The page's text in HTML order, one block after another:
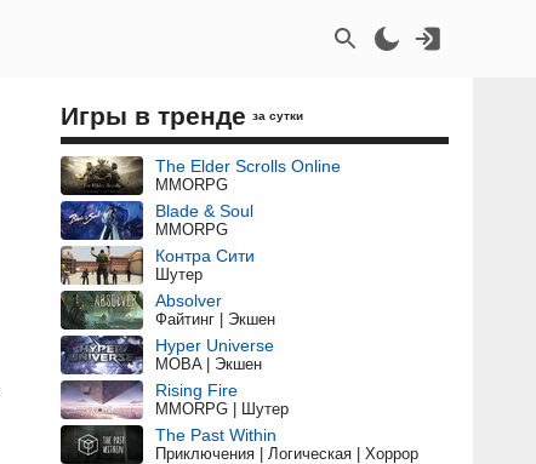
Игры в тренде за сутки
The Elder Scrolls Online
MMORPG
Blade & Soul
MMORPG
Контра Сити
Шутер
Absolver
Файтинг | Экшен
Hyper Universe
MOBA | Экшен
Rising Fire
MMORPG | Шутер
The Past Within
Приключения | Логическая | Хоррор